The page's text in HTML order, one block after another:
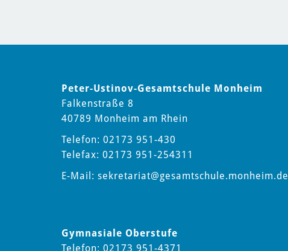
Peter-Ustinov-Gesamtschule Monheim
Falkenstraße 8
40789 Monheim am Rhein
Telefon: 02173 951-430
Telefax: 02173 951-254311
E-Mail: sekretariat@gesamtschule.monheim.de
Gymnasiale Oberstufe
Telefon: 02173 951-4371